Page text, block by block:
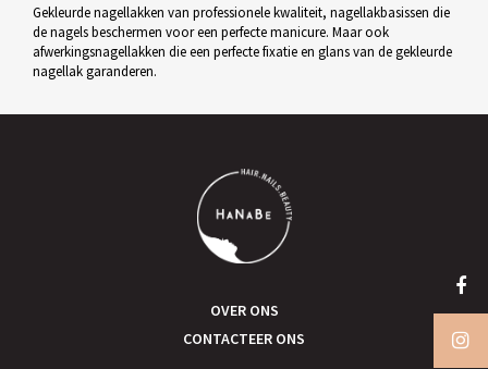
Gekleurde nagellakken van professionele kwaliteit, nagellakbasissen die
de nagels beschermen voor een perfecte manicure. Maar ook
afwerkingsnagellakken die een perfecte fixatie en glans van de gekleurde
nagellak garanderen.
OVER ONS
CONTACTEER ONS